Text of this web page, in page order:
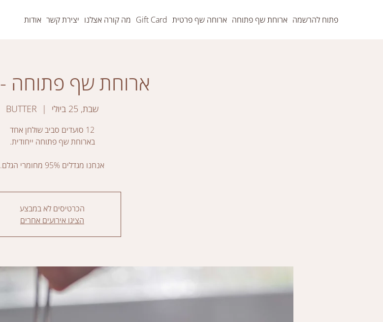
פתוח להרשמה ארוחת שף פתוחה ארוחה שף פרטית Gift Card מה קורה אצלנו יצירת קשר אודות
ארוחת שף פתוחה - 25/7
שבת, 25 ביולי
  |
BUTTER
אנחנו מגדלים 95% מחומרי הגלם.
הכרטיסים לא במבצע
הציגו אירועים אחרים